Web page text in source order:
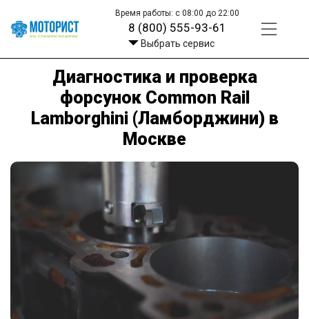
Время работы: с 08:00 до 22:00
8 (800) 555-93-61
Выбрать сервис
Диагностика и проверка
форсунок Common Rail
Lamborghini (Ламборджини) в
Москве